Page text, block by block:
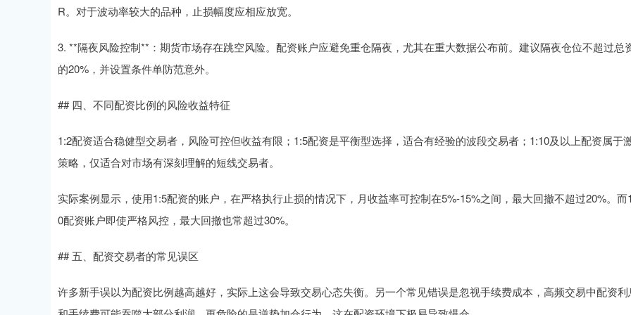
R。对于波动率较大的品种，止损幅度应相应放宽。
3. **隔夜风险控制**：期货市场存在跳空风险。配资账户应避免重仓隔夜，尤其在重大数据公布前。建议隔夜仓位不超过总
的20%，并设置条件单防范意外。
## 四、不同配资比例的风险收益特征
1:2配资适合稳健型交易者，风险可控但收益有限；1:5配资是平衡型选择，适合有经验的波段交易者；1:10及以上配资属于
策略，仅适合对市场有深刻理解的短线交易者。
实际案例显示，使用1:5配资的账户，在严格执行止损的情况下，月收益率可控制在5%-15%之间，最大回撤不超过20%。而
0配资账户即使严格风控，最大回撤也常超过30%。
## 五、配资交易者的常见误区
许多新手误以为配资比例越高越好，实际上这会导致交易心态失衡。另一个常见错误是忽视手续费成本，高频交易中配资利